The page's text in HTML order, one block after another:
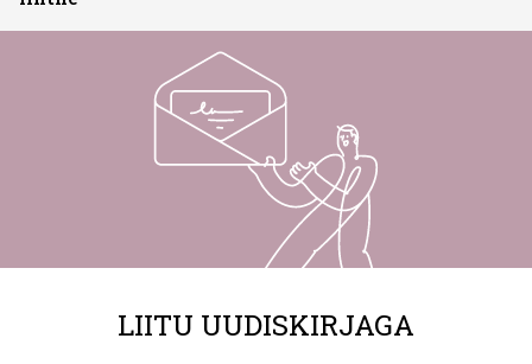
LIITU UUDISKIRJAGA